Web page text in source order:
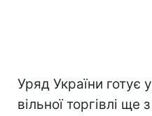
Уряд України готує
вільної торгівлі ще